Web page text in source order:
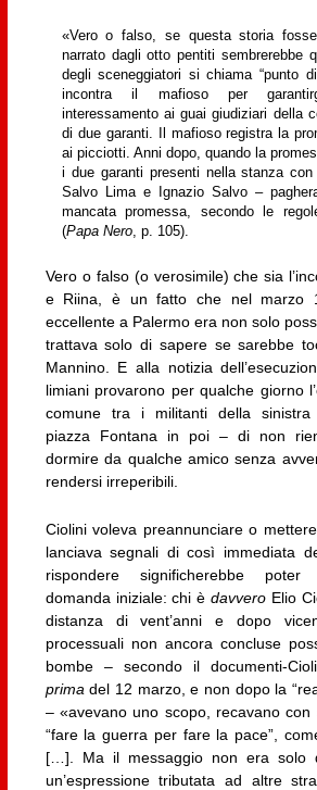
«Vero o falso, se questa storia
narrato dagli otto pentiti sembrerebbe
degli sceneggiatori si chiama “punto
incontra il mafioso per
interessamento ai guai giudiziari della
di due garanti. Il mafioso registra la
ai picciotti. Anni dopo, quando la
i due garanti presenti nella stanza
Salvo Lima e Ignazio Salvo –
mancata promessa, secondo le
(Papa Nero, p. 105).
Vero o falso (o verosimile) che sia
e Riina, è un fatto che nel marzo
eccellente a Palermo era non solo
trattava solo di sapere se sarebbe
Mannino. E alla notizia
limiani provarono per qualche giorno
comune tra i militanti della sinistra
piazza Fontana in poi – di non
dormire da qualche amico senza
rendersi irreperibili.
Ciolini voleva preannunciare o
lanciava segnali di così immediata
rispondere significherebbe
domanda iniziale: chi èdavvero Elio
distanza di vent’anni e dopo
processuali non ancora concluse
bombe – secondo il documenti-
prima del 12 marzo, e non dopo la
– «avevano uno scopo, recavano con
“fare la guerra per fare la pace”,
[…]. Ma il messaggio non era solo
un’espressione tributata ad altre